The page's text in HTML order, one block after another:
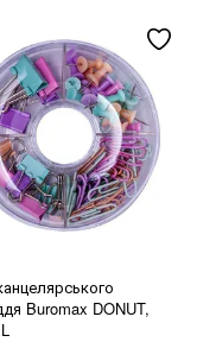
та циркулі
Buromax DONUT,